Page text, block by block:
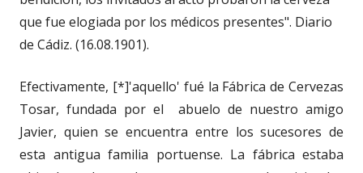
que fue elogiada por los médicos presentes". Diario
de Cádiz. (16.08.1901).
Efectivamente, [*]'aquello' fué la Fábrica de Cervezas
Tosar, fundada por el abuelo de nuestro amigo
Javier, quien se encuentra entre los sucesores de
esta antigua familia portuense. La fábrica estaba